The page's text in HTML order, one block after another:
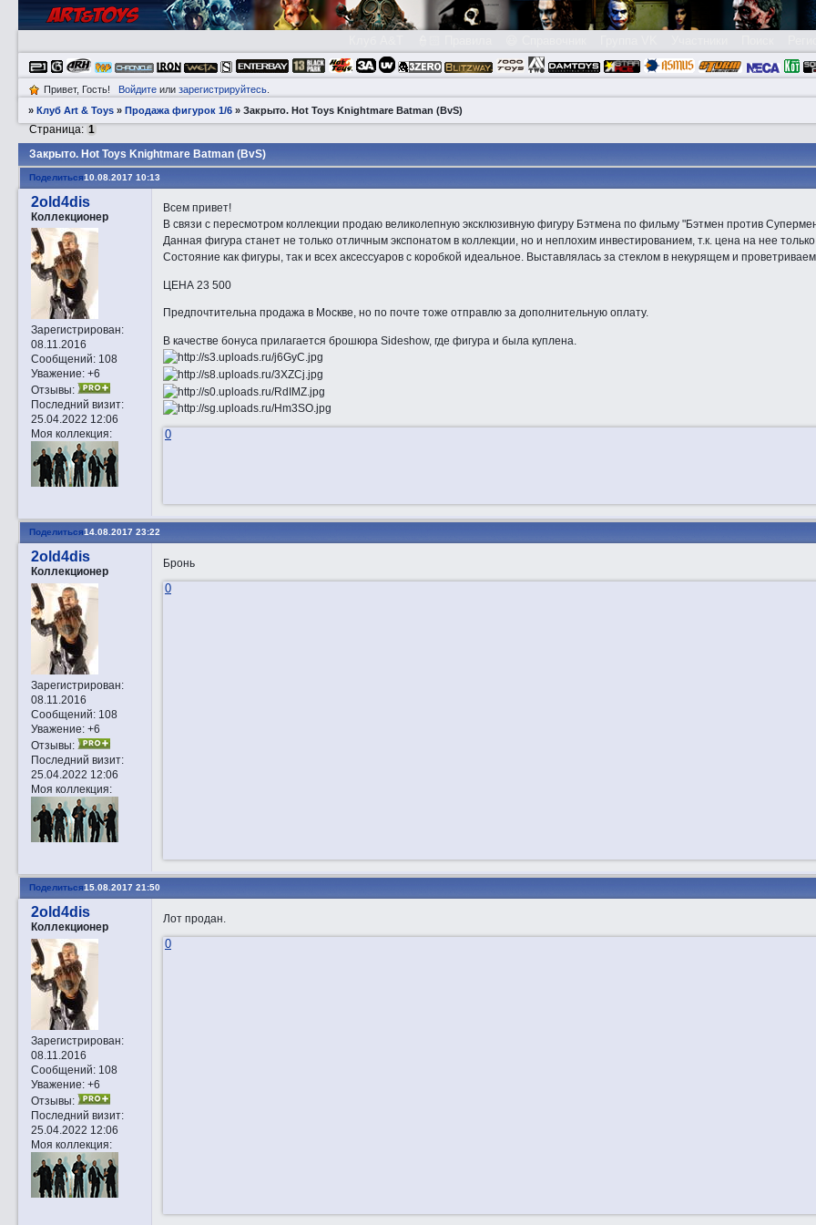
Привет, Гость! Войдитеили зарегистрируйтесь.
»Клуб Art & Toys »Продажа фигурок 1/6 »Закрытo. Hot Toys Knightmare Batman (BvS)
Закрытo. Hot Toys Knightmare Batman (BvS)
Страница: 1
Поделиться10.08.2017 10:13
2old4dis
Коллекционер
Зарегистрирован:
08.11.2016
Сообщений:108
Уважение: +6
Отзывы:
Последний визит:
25.04.2022 12:06
Моя коллекция:
Всем привет!
В связи с пересмотром коллекции продаю великолепную эксклюзивную фигуру Бэтмена по фильму "Бэтмен против
Данная фигура станет не только отличным экспонатом в коллекции, но и неплохим инвестированием, т.к. цена на нее только
Состояние как фигуры, так и всех аксессуаров с коробкой идеальное. Выставлялась за стеклом в некурящем и
ЦЕНА 23 500
Предпочтительна продажа в Москве, но по почте тоже отправлю за дополнительную оплату.
В качестве бонуса прилагается брошюра Sideshow, где фигура и была куплена.
0
Поделиться14.08.2017 23:22
2old4dis
Коллекционер
Зарегистрирован:
08.11.2016
Сообщений:108
Уважение: +6
Отзывы:
Последний визит:
25.04.2022 12:06
Моя коллекция:
Бронь
0
Поделиться15.08.2017 21:50
2old4dis
Коллекционер
Зарегистрирован:
08.11.2016
Сообщений:108
Уважение: +6
Отзывы:
Последний визит:
25.04.2022 12:06
Моя коллекция:
Лот продан.
0